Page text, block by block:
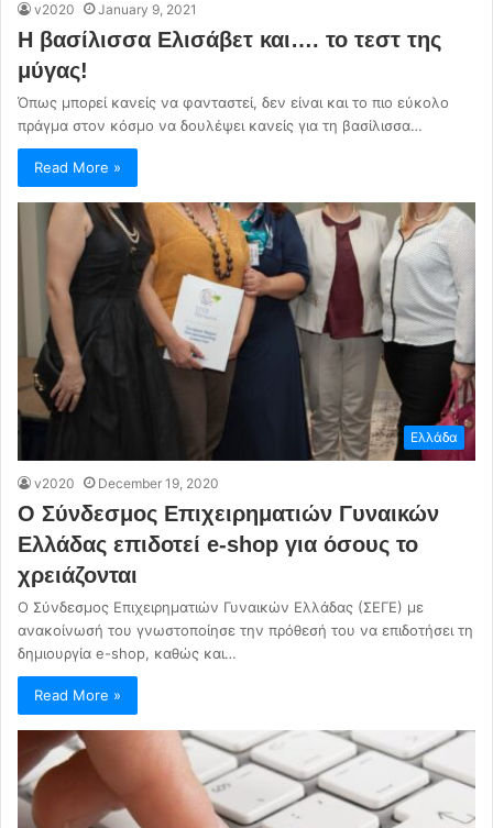
v2020 January 9, 2021
Η βασίλισσα Ελισάβετ και…. το τεστ της
μύγας!
Όπως μπορεί κανείς να φανταστεί, δεν είναι και το πιο εύκολο
πράγμα στον κόσμο να δουλέψει κανείς για τη βασίλισσα…
Read More »
Ελλάδα
v2020 December 19, 2020
O Σύνδεσμος Επιχειρηματιών Γυναικών
Ελλάδας επιδοτεί e-shop για όσους το
χρειάζονται
Ο Σύνδεσμος Επιχειρηματιών Γυναικών Ελλάδας (ΣΕΓΕ) με
ανακοίνωσή του γνωστοποίησε την πρόθεσή του να επιδοτήσει τη
δημιουργία e-shop, καθώς και…
Read More »